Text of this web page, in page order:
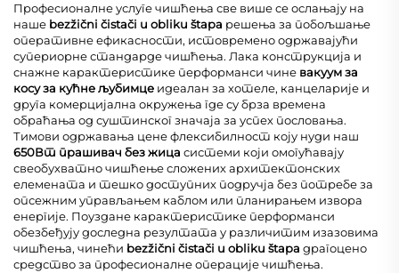
Професионалне услуге чишћења све више се ослањају на
наше bezžični čistači u obliku štapa решења за побољшање
оперативне ефикасности, истовремено одржавајући
супериорне стандарде чишћења. Лака конструкција и
снажне карактеристике перформанси чине вакуум за
косу за кућне љубимце идеалан за хотеле, канцеларије и
друга комерцијална окружења где су брза времена
обраћања од суштинског значаја за успех пословања.
Тимови одржавања цене флексибилност коју нуди наш
650Вт прашивач без жица системи који омогућавају
свеобухватно чишћење сложених архитектонских
елемената и тешко доступних подручја без потребе за
опсежним управљањем каблом или планирањем извора
енергије. Поуздане карактеристике перформанси
обезбеђују доследна резултата у различитим изазовима
чишћења, чинећи bezžični čistači u obliku štapa драгоцено
средство за професионалне операције чишћења.